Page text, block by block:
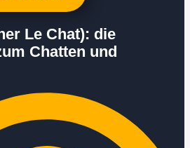
Le Chat): die
Chatten und